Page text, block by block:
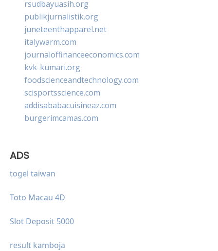
rsudbayuasih.org
publikjurnalistik.org
juneteenthapparel.net
italywarm.com
journaloffinanceeconomics.com
kvk-kumari.org
foodscienceandtechnology.com
scisportsscience.com
addisababacuisineaz.com
burgerimcamas.com
ADS
togel taiwan
Toto Macau 4D
Slot Deposit 5000
result kamboja